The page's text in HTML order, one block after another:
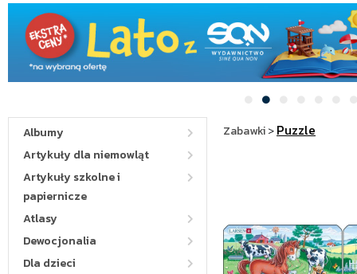
Albumy
Artykuły dla niemowląt
Artykuły szkolne i
papiernicze
Atlasy
Dewocjonalia
Dla dzieci
Zabawki>Puzzle